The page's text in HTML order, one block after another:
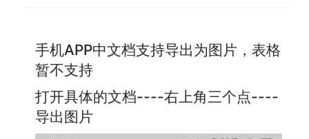
手机APP中文档支持导出为图片，表格
暂不支持
打开具体的文档----右上角三个点----
导出图片